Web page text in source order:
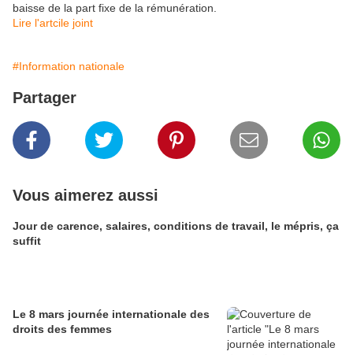
baisse de la part fixe de la rémunération.
Lire l'artcile joint
#Information nationale
Partager
Vous aimerez aussi
Jour de carence, salaires, conditions de travail, le mépris, ça
suffit
Le 8 mars journée internationale des
droits des femmes